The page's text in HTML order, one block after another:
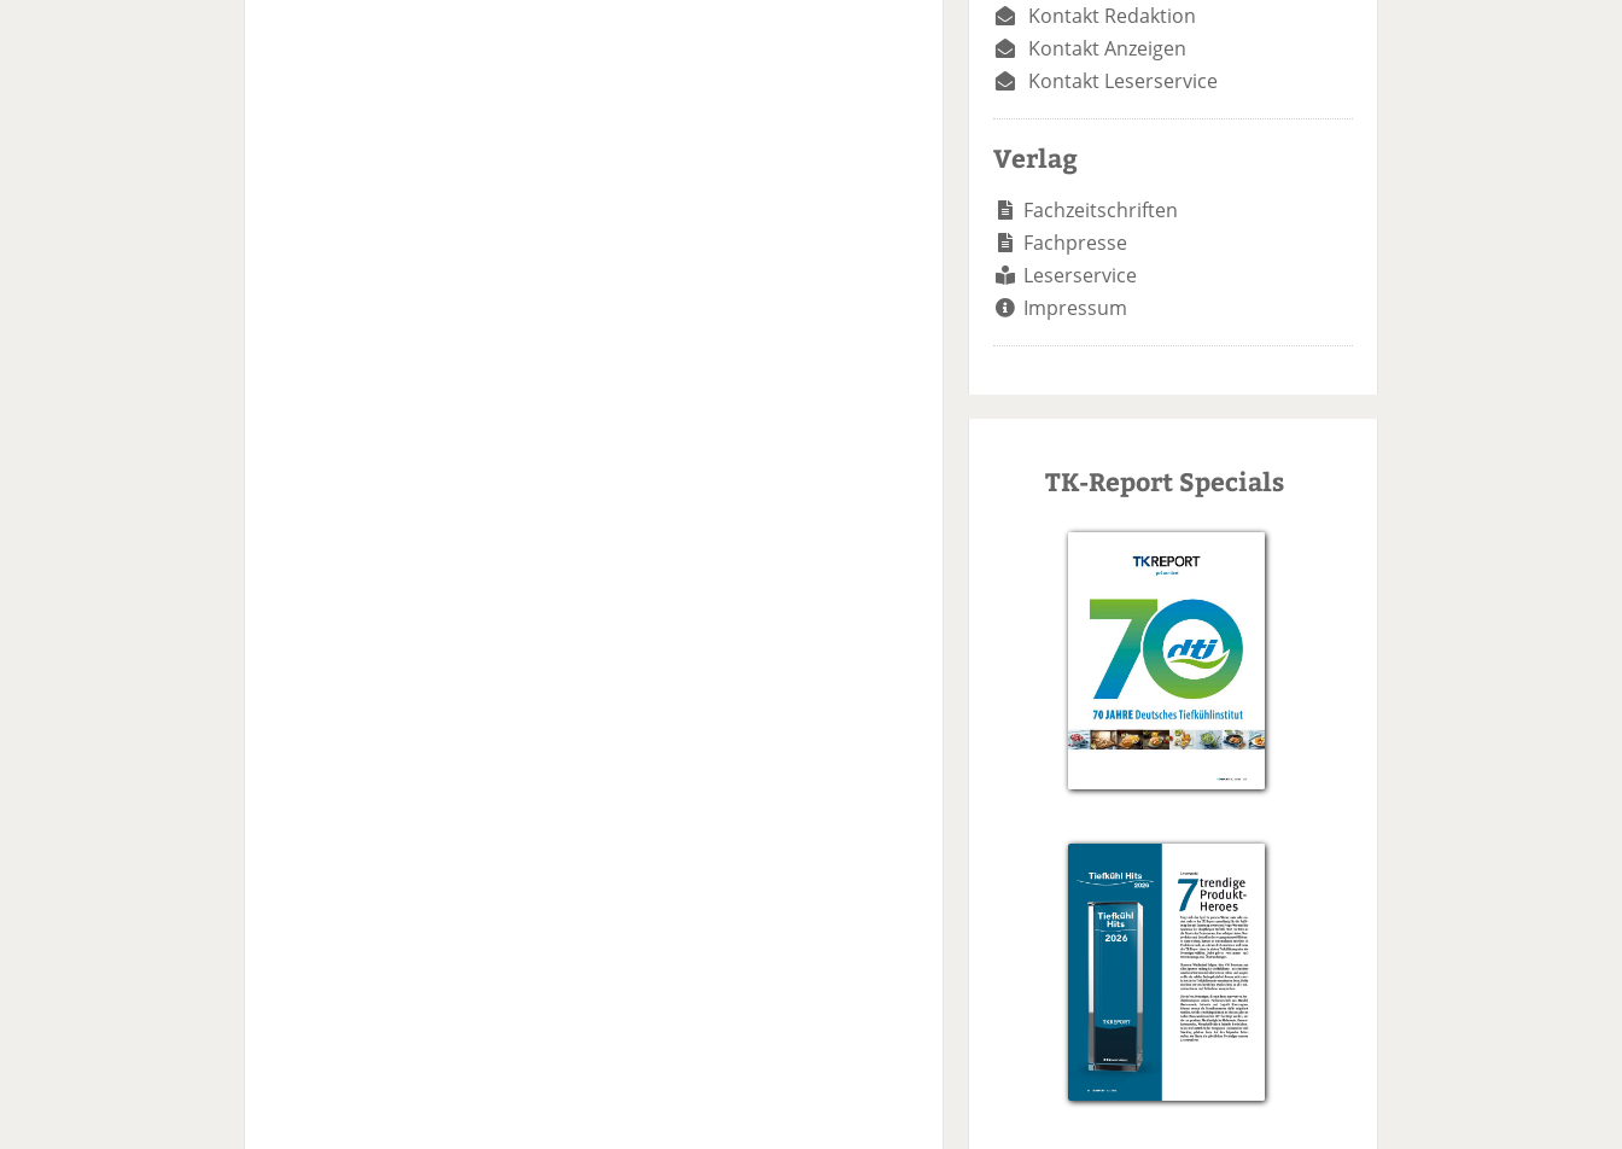
Kontakt Redaktion
Kontakt Anzeigen
Kontakt Leserservice
Verlag
Fachzeitschriften
Fachpresse
Leserservice
Impressum
TK-Report Specials